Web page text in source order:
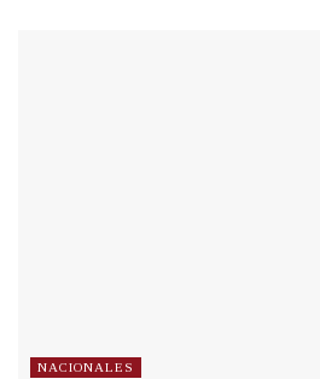
NACIONALES